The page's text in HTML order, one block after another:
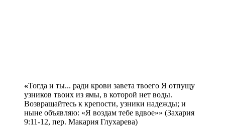
«Тогда и ты... ради крови завета твоего Я отпущу
узников твоих из ямы, в которой нет воды.
Возвращайтесь к крепости, узники надежды; и
ныне объявляю: «Я воздам тебе вдвое»» (Захария
9:11-12, пер. Макария Глухарева)